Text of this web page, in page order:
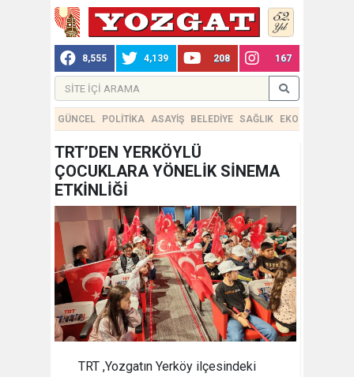
8,555 4,139 208 167
GÜNCEL POLİTİKA ASAYİŞ BELEDİYE SAĞLIK EKONOMİ
TRT’DEN YERKÖYLÜ
ÇOCUKLARA YÖNELİK SİNEMA
ETKİNLİĞİ
TRT ,Yozgatın Yerköy ilçesindeki